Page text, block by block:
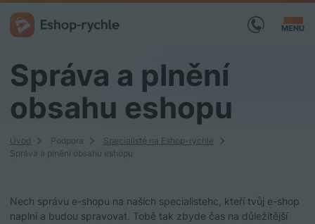
MENU
Správa a plnění
obsahu eshopu
Úvod Podpora
Specialisté na Eshop-rychle
Správa a plnění obsahu eshopu
Nech správu e-shopu na našich specialistehc, kteří tvůj e-shop
naplní a budou spravovat. Tobě tak zbyde čas na důležitější